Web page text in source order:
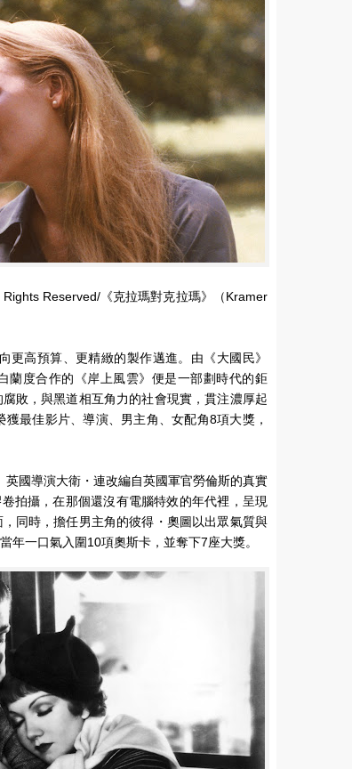
Reserved/《克拉瑪對克拉瑪》（Kramer
高預算、更精緻的製作邁進。由《大國民》
蘭度合作的《岸上風雲》便是一部劃時代的鉅
敗，與黑道相互角力的社會現實，貫注濃厚起
最佳影片、導演、男主角、女配角8項大獎，
國導演大衛・連改編自英國軍官勞倫斯的真實
拍攝，在那個還沒有電腦特效的年代裡，呈現
同時，擔任男主角的彼得・奧圖以出眾氣質與
年一口氣入圍10項奧斯卡，並奪下7座大獎。